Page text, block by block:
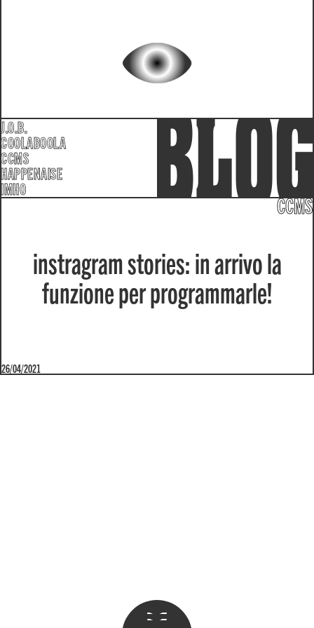
J.O.B.
COOLABOOLA
CCMS
HAPPENAISE
IMHO
CCMS
instragram stories: in arrivo la
funzione per programmarle!
26/04/2021
Apri